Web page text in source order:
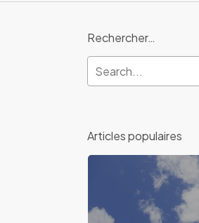
Rechercher…
Articles populaires